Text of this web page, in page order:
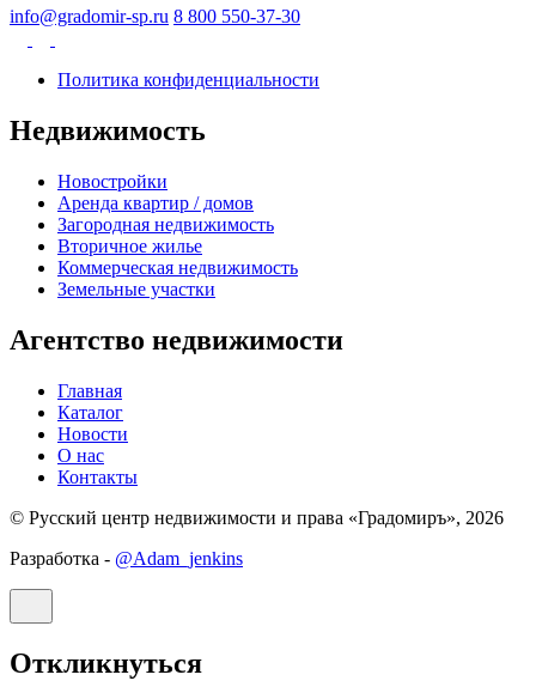
info@gradomir-sp.ru 8 800 550-37-30
Политика конфиденциальности
Недвижимость
Новостройки
Аренда квартир / домов
Загородная недвижимость
Вторичное жилье
Коммерческая недвижимость
Земельные участки
Агентство недвижимости
Главная
Каталог
Новости
О нас
Контакты
© Русский центр недвижимости и права «Градомиръ», 2026
Разработка - @Adam_jenkins
Откликнуться